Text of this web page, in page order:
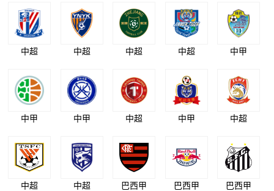
中超 中超 中超 中超 中甲
中甲 中甲 中超 中甲 中超
中超 中超 巴西甲 巴西甲 巴西甲